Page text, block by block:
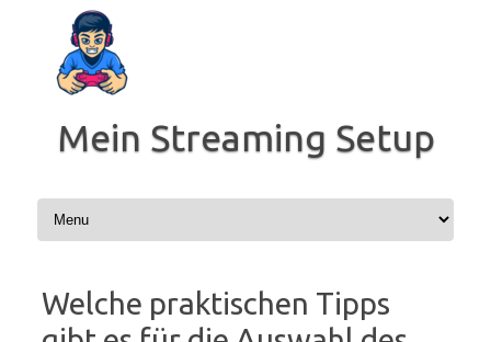
springen
Mein Streaming Setup
Welche praktischen Tipps